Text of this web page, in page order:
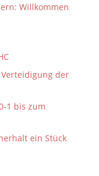
Willkommen
der
1 bis zum
ein Stück